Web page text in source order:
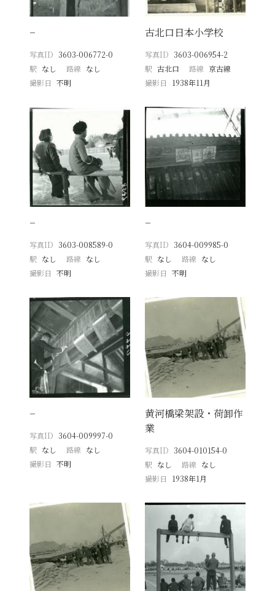
−
写真ID 3603-006772-0
駅 なし 路線 なし
撮影日
不明
古北口日本小学校
写真ID 3603-006954-2
駅 古北口 路線 京古線
撮影日
1938年11月
−
写真ID 3603-008589-0
駅 なし 路線 なし
撮影日
不明
−
写真ID 3604-009985-0
駅 なし 路線 なし
撮影日 不明
−
写真ID 3604-009997-0
駅 なし 路線 なし
撮影日
不明
黄河橋梁架設・荷卸作
業
写真ID 3604-010154-0
駅 なし 路線 なし
撮影日
1938年1月